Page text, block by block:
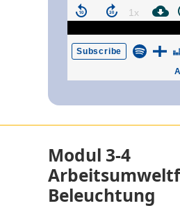
Modul 3-4
Beleuchtung